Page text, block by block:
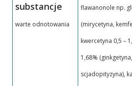
substancje
warte odnotowania
flawanonole np.
(mirycetyna,
kwercetyna 0,5 –
1,68%
scjadopityzyna),